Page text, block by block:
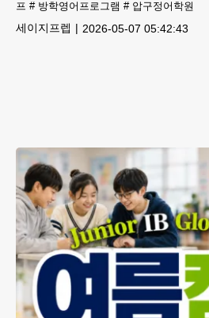
프 # 방학영어프로그램 # 압구정어학원
세이지프렙 2026-05-07 05:42:43